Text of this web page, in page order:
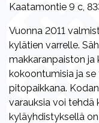
Kaatamontie 9 c,
Vuonna 2011
kylätien varrelle.
makkaranpaiston ja
kokoontumisia ja
pitopaikkana.
varauksia voi tehdä
kyläyhdistyksellä